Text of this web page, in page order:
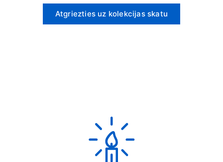
Atgriezties uz kolekcijas skatu